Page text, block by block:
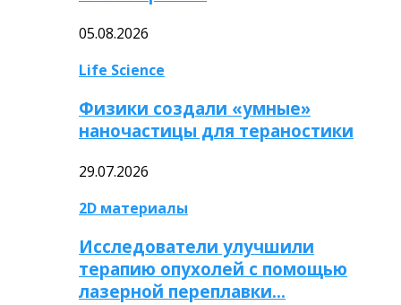
05.08.2026
Life Science
Физики создали «умные»
наночастицы для тераностики
29.07.2026
2D материалы
Исследователи улучшили
терапию опухолей с помощью
лазерной переплавки…